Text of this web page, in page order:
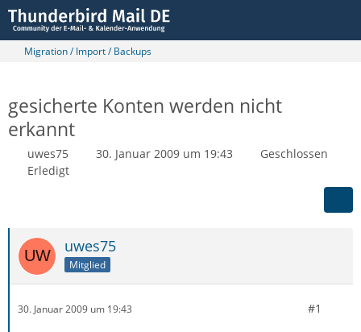
Migration / Import / Backups
gesicherte Konten werden nicht
erkannt
uwes75 30. Januar 2009 um 19:43
Geschlossen
Erledigt
uwes75
Mitglied
30. Januar 2009 um 19:43 #1